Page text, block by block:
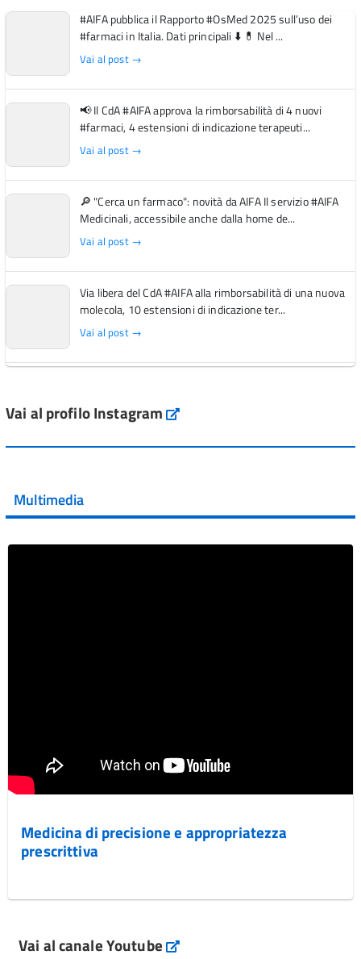
#AIFA pubblica il Rapporto #OsMed 2025 sull’uso dei
#farmaci in Italia. Dati principali ⬇️ 💊 Nel ...
Vai al post →
📢 Il CdA #AIFA approva la rimborsabilità di 4 nuovi
#farmaci, 4 estensioni di indicazione terapeuti...
Vai al post →
🔎 "Cerca un farmaco": novità da AIFA Il servizio #AIFA
Medicinali, accessibile anche dalla home de...
Vai al post →
Via libera del CdA #AIFA alla rimborsabilità di una nuova
molecola, 10 estensioni di indicazione ter...
Vai al post →
Vai al post →
Vai al post →
Vai al profilo Instagram Instagram
Multimedia
Medicina di precisione e appropriatezza
prescrittiva
Vai al canale Youtube